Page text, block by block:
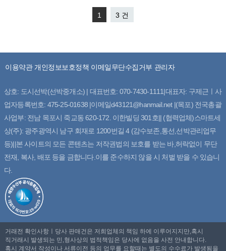
1 3 건
이용약관 개인정보보호정책 이메일무단수집거부 관리자
상호: 도시선박(선박중개소) | 대표번호: 070-7430-1111|대표자: 구제근ㅣ사
업자등록번호: 475-25-01638 |이메일d43121@hanmail.net |(목포) 전국총괄
사업부: 전남 목포시 죽교동 620-172. 이한빌딩 301호|| (협력업체)스마트세
상(주): 광주광역시 남구 회재로 1200번길 4 (감수보존,통선,선박관리업무
등)||본 사이트의 모든 콘텐츠는 저작권법의 보호를 받는 바,허락없이 무단
전재, 복사, 배포 등을 금합니다.이를 준수하지 않을 시 처벌 받을 수 있습니
다.
거래전 확인사항ㅣ당사 판매건은 저희업체의 책임 하에 이루어지지만,혹시
직거래시 발생되는 민,형사상의 법적책임은 당사에 없음을 사전 안내합니다.
혹시 계약서 작성이나 서류이전 등의 업무를 요할때는 별도의 수수료가 발생됨을